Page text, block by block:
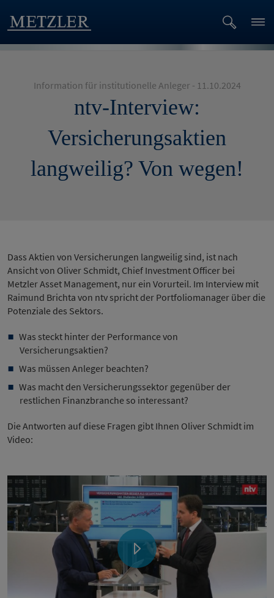
Information für institutionelle Anleger - 11.10.2024
ntv-Interview:
Versicherungsaktien
langweilig? Von wegen!
Dass Aktien von Versicherungen langweilig sind, ist nach
Ansicht von Oliver Schmidt, Chief Investment Officer bei
Metzler Asset Management, nur ein Vorurteil. Im Interview mit
Raimund Brichta von ntv spricht der Portfoliomanager über die
Potenziale des Sektors.
Was steckt hinter der Performance von
Versicherungsaktien?
Was müssen Anleger beachten?
Was macht den Versicherungssektor gegenüber der
restlichen Finanzbranche so interessant?
Die Antworten auf diese Fragen gibt Ihnen Oliver Schmidt im
Video: